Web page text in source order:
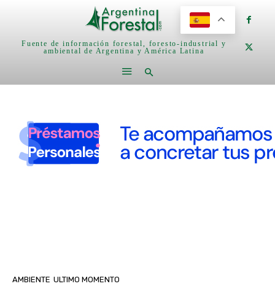
Fuente de información forestal, foresto-industrial y
ambiental de Argentina y América Latina
AMBIENTE ULTIMO MOMENTO